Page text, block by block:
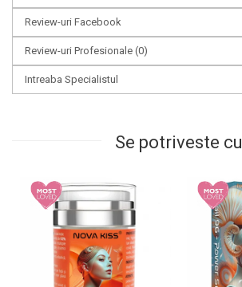
Review-uri Facebook
Review-uri Profesionale (0)
Intreaba Specialistul
Se potriveste cu